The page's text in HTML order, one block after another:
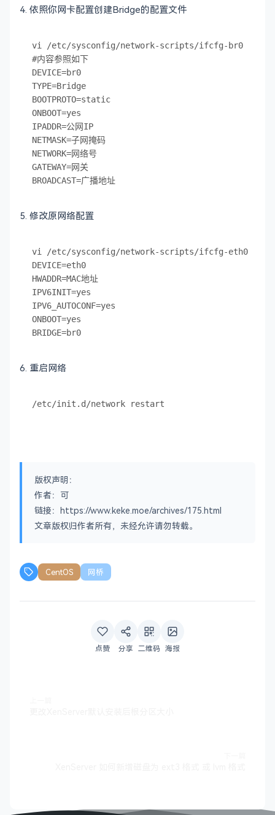
4. 依照你网卡配置创建Bridge的配置文件
vi /etc/sysconfig/network-scripts/ifcfg-br0
#内容参照如下
DEVICE=br0
TYPE=Bridge
BOOTPROTO=static
ONBOOT=yes
IPADDR=公网IP
NETMASK=子网掩码
NETWORK=网络号
GATEWAY=网关
5. 修改原网络配置
vi /etc/sysconfig/network-scripts/ifcfg-eth0
DEVICE=eth0
HWADDR=MAC地址
IPV6INIT=yes
IPV6_AUTOCONF=yes
ONBOOT=yes
6. 重启网络
版权声明：
作者：可
链接：https://www.keke.moe/archives/175.html
文章版权归作者所有，未经允许请勿转载。
CentOS 网桥
点赞 分享 二维码 海报